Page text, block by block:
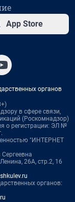
App Store
органов
в сфере связи,
(Роскомнадзор)
о регистрации: ЭЛ №
"ИНТЕРНЕТ
26А, стр.2, 16
органов: